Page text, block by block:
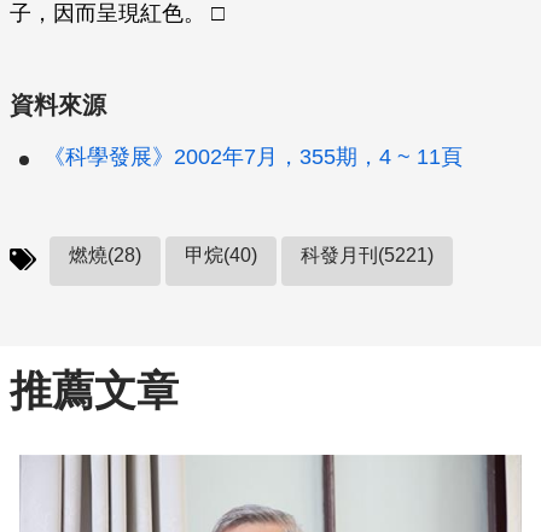
子，因而呈現紅色。 □
資料來源
《科學發展》2002年7月，355期，4 ~ 11頁
燃燒(28) 甲烷(40) 科發月刊(5221)
推薦文章